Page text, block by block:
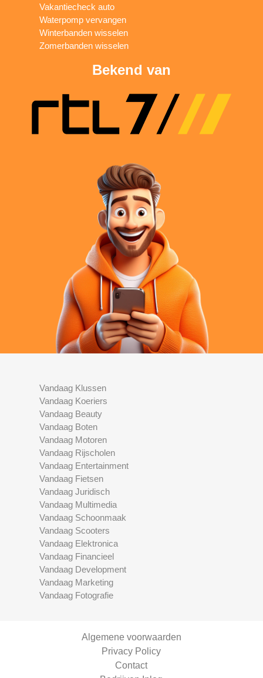
Vakantiecheck auto
Waterpomp vervangen
Winterbanden wisselen
Zomerbanden wisselen
Bekend van
Vandaag Klussen
Vandaag Koeriers
Vandaag Beauty
Vandaag Boten
Vandaag Motoren
Vandaag Rijscholen
Vandaag Entertainment
Vandaag Fietsen
Vandaag Juridisch
Vandaag Multimedia
Vandaag Schoonmaak
Vandaag Scooters
Vandaag Elektronica
Vandaag Financieel
Vandaag Development
Vandaag Marketing
Vandaag Fotografie
Algemene voorwaarden
Privacy Policy
Contact